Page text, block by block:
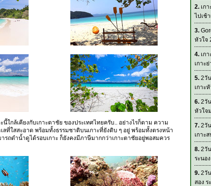
ะนี้ใกล้เคียงกับเกาะตาชัย ของประเทศไทยครับ.. อย่างไรก็ตาม ความ
ลที่ใสสะอาด พร้อมทั้งธรรมชาติบนเกาะที่ยังดิบ ๆ อยู่ พร้อมทั้งตรงหน้า
ถดำน้ำดูได้รอบเกาะ ก็ยังคงมีภาษีมากกว่าเกาะตาชัยอยู่พอสมควร
2. เก
ไปเช้
3.
หัวใจ
4. เก
เกาะ
5. 2วั
เกาะ
6. 2วั
หัวใจ
7. 2วั
เกาะ
8. 2วั
ระนอง
9. 2วั
สอง ร